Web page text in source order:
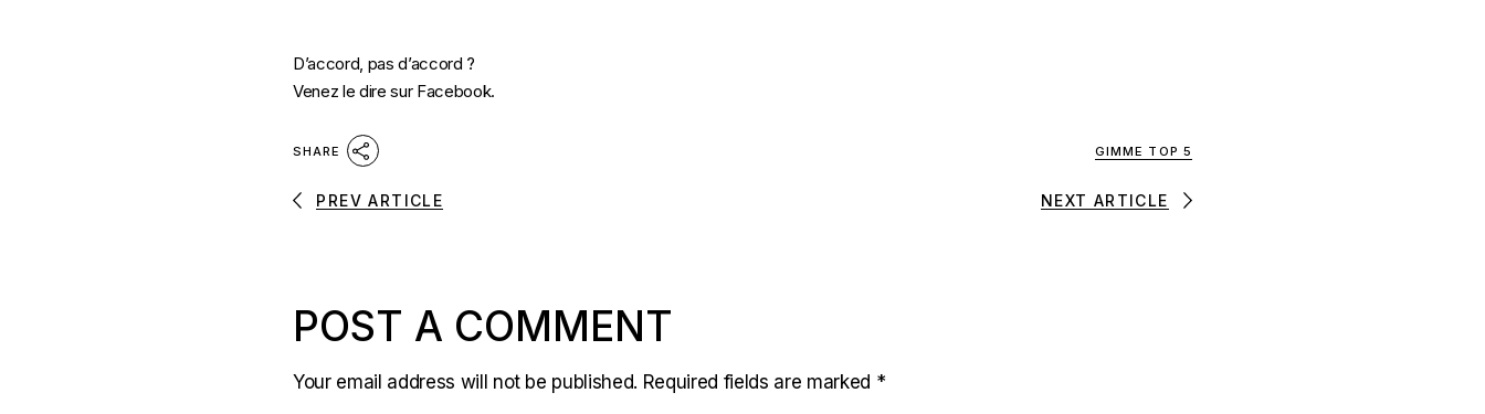
D’accord, pas d’accord ?
Venez le dire sur Facebook.
SHARE GIMME TOP 5
PREV ARTICLE NEXT ARTICLE
POST A COMMENT
Your email address will not be published. Required fields are marked *